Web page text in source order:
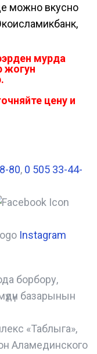
можно вкусно
мурда
жогун
цену и
80, 0 505 33-44-
Instagram
борбору,
базарынын
«Таблыга»,
Аламединского